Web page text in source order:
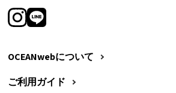
OCEANwebについて
ご利用ガイド